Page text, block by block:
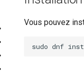
Vous pouvez
sudo dnf